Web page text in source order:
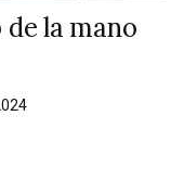
la mano